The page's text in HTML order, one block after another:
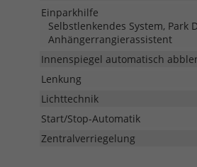
Einparkhilfe
Selbstlenkendes System, Park
Anhängerrangierassistent
Innenspiegel automatisch
Lenkung
Lichttechnik
Start/Stop-Automatik
Zentralverriegelung